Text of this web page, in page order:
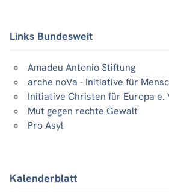
Links Bundesweit
Amadeu Antonio Stiftung
arche noVa - Initiative für
Initiative Christen für Europa e.
Mut gegen rechte Gewalt
Pro Asyl
Kalenderblatt